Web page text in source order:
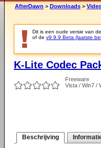
AfterDawn > Downloads >
Dit is een oude versie van
of de v9.9.9 Beta (laatste
K-Lite Codec
Freeware
Vista / Win7 /
Beschrijving